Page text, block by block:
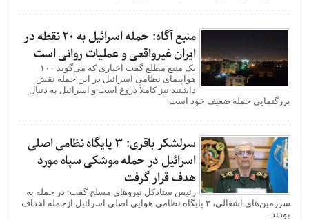
منبع آگاه: حمله اسرائیل به ۲۰ نقطه در
ایران غیرواقعی و عملیات روانی است
یک منبع مطلع گفت اخباری که می‌گوید ۱۰۰
هواپیمای نظامی اسرائیل در این حمله نقش
داشتند نیز کاملاً دروغ است و اسرائیل به دنبال
بزرگنمایی حمله ضعیف خود است.
سرلشکر باقری: ۳ پایگاه نظامی اصلی
اسرائیل در حمله موشکی سپاه مورد
هدف قرار گرفت
رئیس ستادکل نیروهای مسلح گفت: در حمله به
سرزمین‌های اشغالی، ۳ پایگاه نظامی هوایی اصلی اسرائیل ازجمله اهداف
بودند.